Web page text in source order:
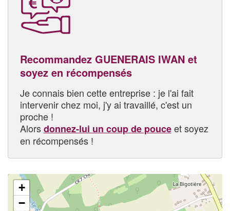
Recommandez GUENERAIS IWAN et
soyez en récompensés
Je connais bien cette entreprise : je l'ai fait
intervenir chez moi, j'y ai travaillé, c'est un
proche !
Alorsdonnez-lui un coup de pouceet soyez
en récompensés !
+
−